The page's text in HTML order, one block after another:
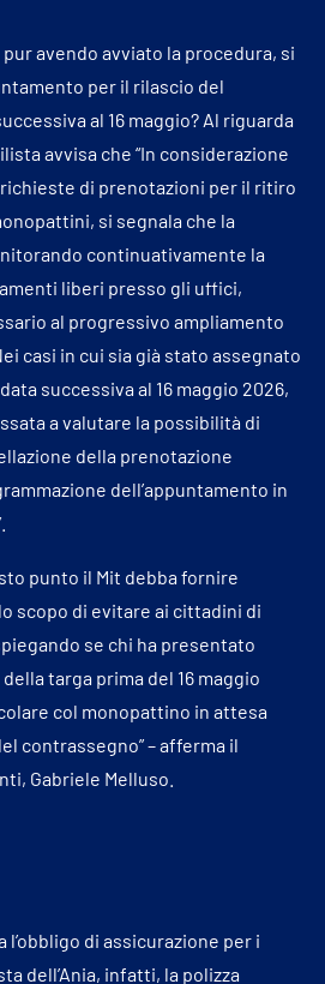
pur avendo avviato la procedura, si
per il rilascio del
al 16 maggio? Al riguarda
avvisa che “In considerazione
richieste di prenotazioni per il ritiro
si segnala che la
continuativamente la
liberi presso gli uffici,
al progressivo ampliamento
casi in cui sia già stato assegnato
successiva al 16 maggio 2026,
a valutare la possibilità di
della prenotazione
dell’appuntamento in
punto il Mit debba fornire
scopo di evitare ai cittadini di
se chi ha presentato
targa prima del 16 maggio
col monopattino in attesa
contrassegno” – afferma il
Gabriele Melluso.
di assicurazione per i
dell’Ania, infatti, la polizza